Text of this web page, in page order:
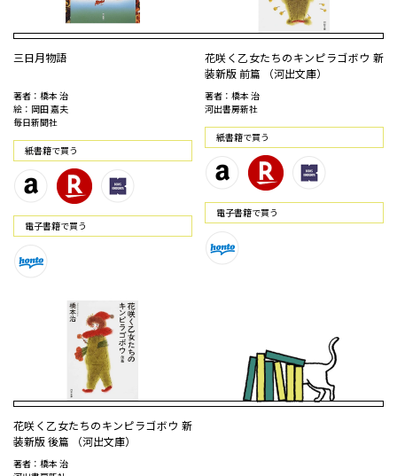
三日月物語
著者：橋本 治
絵：岡田 嘉夫
毎日新聞社
紙書籍で買う
電⼦書籍で買う
花咲く乙女たちのキンピラゴボウ 新
装新版 前篇 （河出文庫）
著者：橋本 治
河出書房新社
紙書籍で買う
電⼦書籍で買う
花咲く乙女たちのキンピラゴボウ 新
装新版 後篇 （河出文庫）
著者：橋本 治